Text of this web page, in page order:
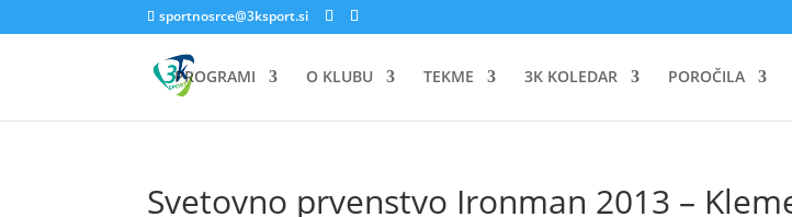
sportnosrce@3ksport.si
PROGRAMI O KLUBU TEKME 3K KOLEDAR POROČILA
Svetovno prvenstvo Ironman 2013 –